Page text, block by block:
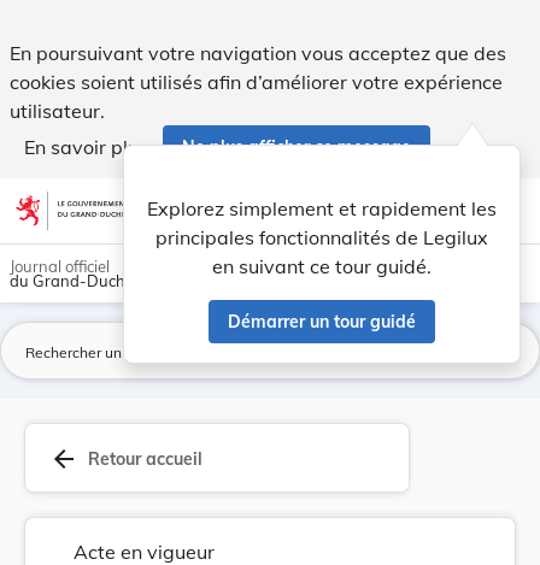
En poursuivant votre navigation vous acceptez que des
cookies soient utilisés afin d’améliorer votre expérience
utilisateur.
En savoir plus
Ne plus afficher ce message
Aller au contenu account_circle help Aide
Explorez simplement et rapidement les
principales fonctionnalités de Legilux
en suivant ce tour guidé.
Démarrer un tour guidé
light_mode dark_mode
Journal officiel
du Grand-Duché de Luxembourg
arrow_back Retour accueil
Acte en vigueur